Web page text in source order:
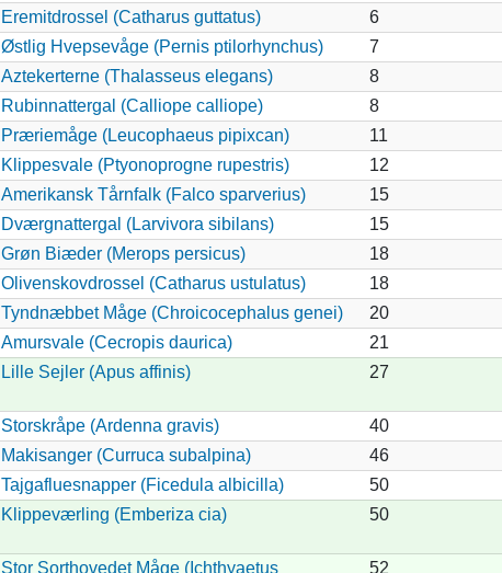
Eremitdrossel (Catharus guttatus)
6
Østlig Hvepsevåge (Pernis ptilorhynchus)
7
Aztekerterne (Thalasseus elegans)
8
Rubinnattergal (Calliope calliope)
8
Præriemåge (Leucophaeus pipixcan)
11
Klippesvale (Ptyonoprogne rupestris)
12
Amerikansk Tårnfalk (Falco sparverius)
15
Dværgnattergal (Larvivora sibilans)
15
Grøn Biæder (Merops persicus)
18
Olivenskovdrossel (Catharus ustulatus)
18
Tyndnæbbet Måge (Chroicocephalus genei)
20
Amursvale (Cecropis daurica)
21
Lille Sejler (Apus affinis) 27
Storskråpe (Ardenna gravis)
40
Makisanger (Curruca subalpina)
46
Tajgafluesnapper (Ficedula albicilla)
50
Klippeværling (Emberiza cia) 50
Stor Sorthovedet Måge (Ichthyaetus
52